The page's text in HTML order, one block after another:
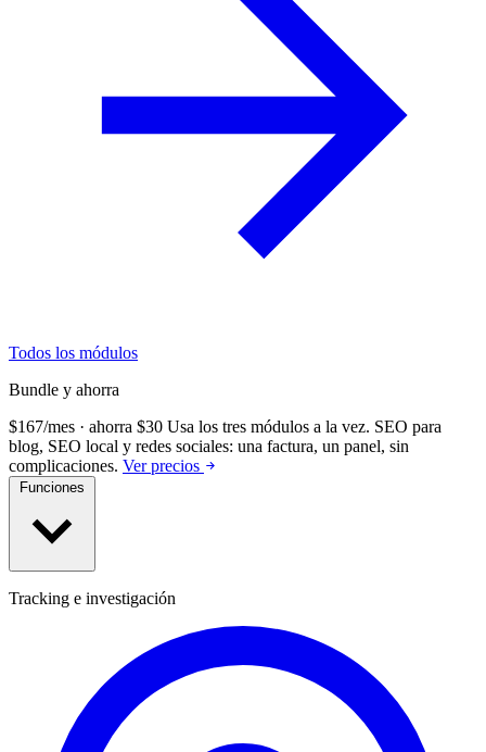
Todos los módulos
Bundle y ahorra
$167/mes · ahorra $30 Usa los tres módulos a la vez. SEO para
blog, SEO local y redes sociales: una factura, un panel, sin
complicaciones. Ver precios
Tracking e investigación